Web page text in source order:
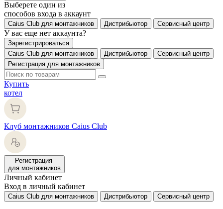
Выберете один из
способов входа в аккаунт
Caius Club для монтажников Дистрибьютор Сервисный центр
У вас еще нет аккаунта?
Зарегистрироваться
Caius Club для монтажников
Дистрибьютор
Сервисный центр
Регистрация для монтажников
Купить
котел
Клуб монтажников Caius Club
Регистрация
для монтажников
Личный кабинет
Вход в личный кабинет
Caius Club для монтажников Дистрибьютор Сервисный центр